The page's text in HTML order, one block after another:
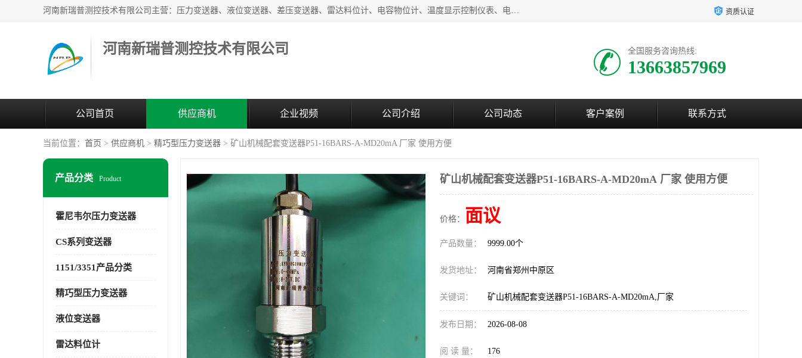
河南新瑞普测控技术有限公司主营：压力变送器、液位变送器、差压变送器、雷达料位计、电容物位计、温度显示控制仪表、电量变送器、流量计、工业自动化系统成套设备。 资质认证
河南新瑞普测控技术有限公司 全国服务咨询热线:
13663857969
公司首页 供应商机 企业视频 公司介绍 公司动态 客户案例 联系方式
当前位置： 首页 > 供应商机 > 精巧型压力变送器 > 矿山机械配套变送器P51-16BARS-A-MD20mA 厂家 使用方便
产品分类 Product
霍尼韦尔压力变送器
CS系列变送器
1151/3351产品分类
精巧型压力变送器
液位变送器
雷达料位计
矿山机械配套变送器P51-16BARS-A-MD20mA 厂家 使用方便
价格： 面议
产品数量： 9999.00个
发货地址： 河南省郑州中原区
关键词： 矿山机械配套变送器P51-16BARS-A-MD20mA,厂家
发布日期： 2026-08-08
阅 读 量： 176